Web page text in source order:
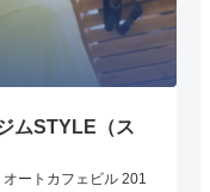
ムSTYLE（ス
ートカフェビル 201